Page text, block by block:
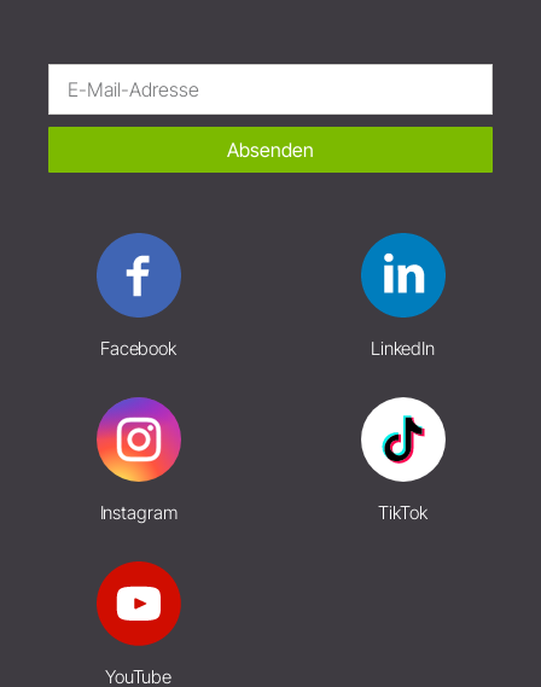
Absenden
Facebook LinkedIn
Instagram TikTok
YouTube